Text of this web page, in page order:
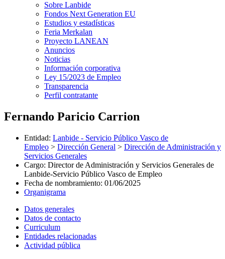
Sobre Lanbide
Fondos Next Generation EU
Estudios y estadísticas
Feria Merkalan
Proyecto LANEAN
Anuncios
Noticias
Información corporativa
Ley 15/2023 de Empleo
Transparencia
Perfil contratante
Fernando Paricio Carrion
Entidad: Lanbide - Servicio Público Vasco de
Empleo > Dirección General > Dirección de Administración y
Servicios Generales
Cargo: Director de Administración y Servicios Generales de
Lanbide-Servicio Público Vasco de Empleo
Fecha de nombramiento: 01/06/2025
Organigrama
Datos generales
Datos de contacto
Curriculum
Entidades relacionadas
Actividad pública